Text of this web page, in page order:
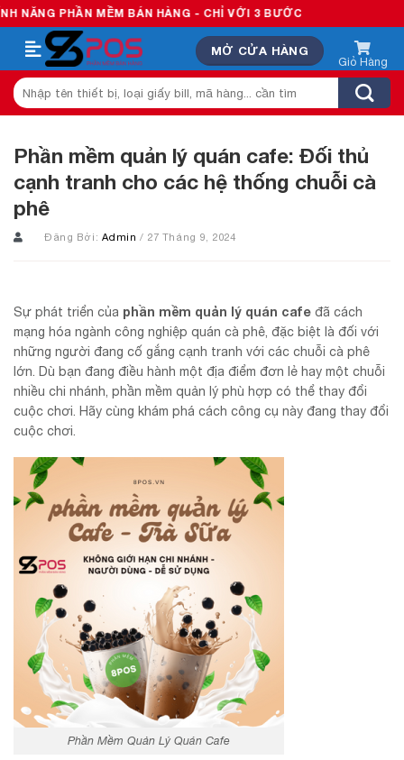
Skip
to
content
MỀM BÁN HÀNG - CHỈ VỚI 3 BƯỚC
MỞ CỬA HÀNG
Tìm
kiếm:
Phần mềm quản lý quán cafe: Đối thủ
cạnh tranh cho các hệ thống chuỗi cà
phê
Đăng Bởi: Admin/ 27 Tháng 9, 2024
Sự phát triển của phần mềm quản lý quán cafe đã cách
mạng hóa ngành công nghiệp quán cà phê, đặc biệt là đối với
những người đang cố gắng cạnh tranh với các chuỗi cà phê
lớn. Dù bạn đang điều hành một địa điểm đơn lẻ hay một chuỗi
nhiều chi nhánh, phần mềm quản lý phù hợp có thể thay đổi
cuộc chơi. Hãy cùng khám phá cách công cụ này đang thay đổi
cuộc chơi.
Phần Mềm Quản Lý Quán Cafe